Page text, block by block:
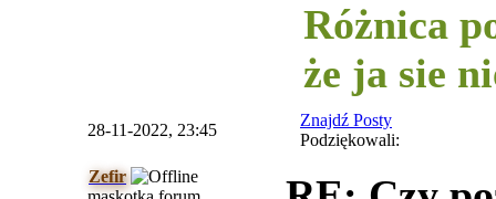
Różnica
że ja sie
28-11-2022, 23:45
Znajdź Posty
Podziękowali:
Zefir